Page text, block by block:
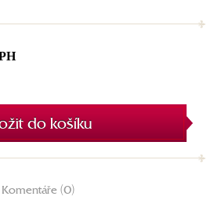
do košíku
Komentáře (0)